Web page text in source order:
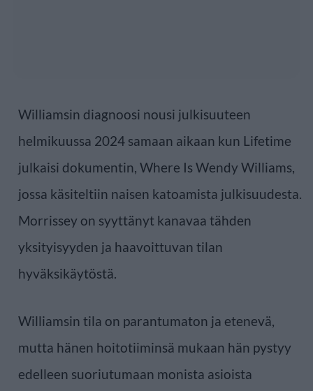
Williamsin diagnoosi nousi julkisuuteen
helmikuussa 2024 samaan aikaan kun Lifetime
julkaisi dokumentin, Where Is Wendy Williams,
jossa käsiteltiin naisen katoamista julkisuudesta.
Morrissey on syyttänyt kanavaa tähden
yksityisyyden ja haavoittuvan tilan
hyväksikäytöstä.
Williamsin tila on parantumaton ja etenevä,
mutta hänen hoitotiiminsä mukaan hän pystyy
edelleen suoriutumaan monista asioista